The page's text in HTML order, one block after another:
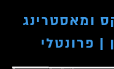
ומאסטרינג
| פרונטלי